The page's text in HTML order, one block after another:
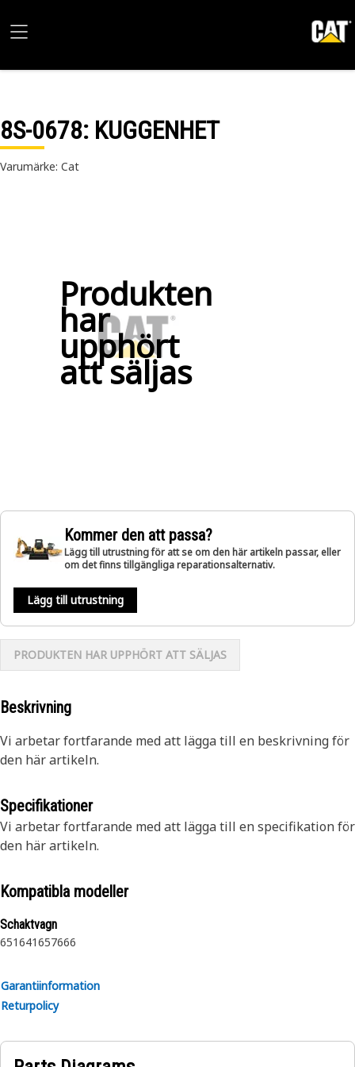
8S-0678: KUGGENHET
Varumärke: Cat
Produkten
har
upphört
att säljas
Kommer den att passa?
Lägg till utrustning för att se om den här artikeln passar, eller
om det finns tillgängliga reparationsalternativ.
Lägg till utrustning
PRODUKTEN HAR UPPHÖRT ATT SÄLJAS
Beskrivning
Vi arbetar fortfarande med att lägga till en beskrivning för
den här artikeln.
Specifikationer
Vi arbetar fortfarande med att lägga till en specifikation för
den här artikeln.
Kompatibla modeller
Schaktvagn
651641657666
Garantiinformation
Returpolicy